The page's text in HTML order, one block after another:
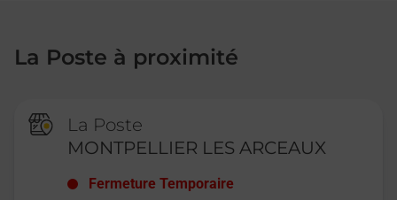
La Poste à proximité
La Poste
MONTPELLIER LES ARCEAUX
Fermeture Temporaire